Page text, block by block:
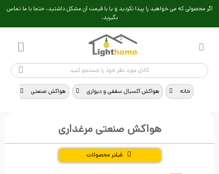
اگر محصولی که می خواهید را پیدا نکردید و یا با قیمت آن مشکل داشتید، حتما با ما تماس
بگیرید.
خانه > هواکش آکسیال سقفی و دیواری > هواکش صنعتی >
هواکش صنعتی مرغداری
فیلتر محصولات